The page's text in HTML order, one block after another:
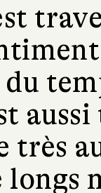
très
longs